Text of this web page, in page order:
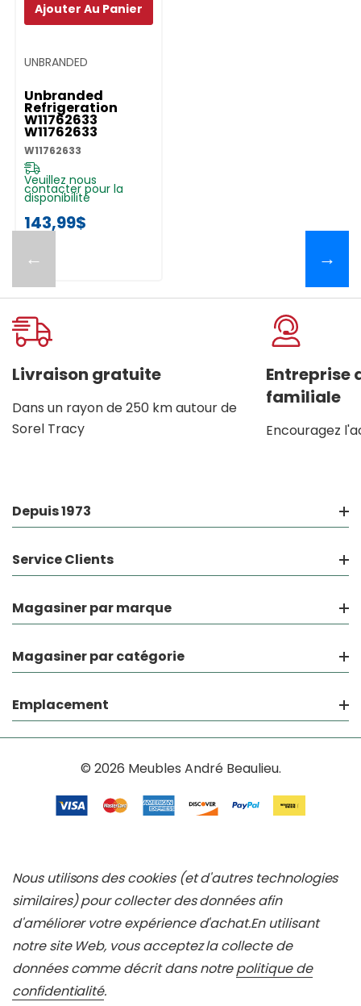
←
UNBRANDED
Unbranded
Refrigeration
W11762633
W11762633
W11762633
Veuillez nous
contacter pour la
disponibilité
143,99$
Ajouter Au Panier
→
Livraison gratuite
Dans un rayon de 250 km autour de
Sorel Tracy
Entreprise
familiale
Encouragez
Depuis 1973
Service Clients
Magasiner par marque
Magasiner par catégorie
Emplacement
© 2026 Meubles André Beaulieu.
Nous utilisons des cookies (et d'autres technologies
similaires) pour collecter des données afin
d'améliorer votre expérience d'achat.En utilisant
notre site Web, vous acceptez la collecte de
données comme décrit dans notrepolitique de
confidentialité.